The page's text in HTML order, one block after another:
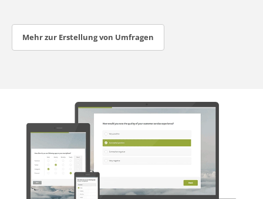
Mehr zur Erstellung von Umfragen